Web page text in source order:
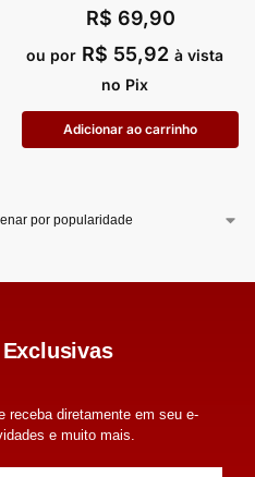
R$ 69,90
ou por R$ 55,92 à vista
no Pix
Adicionar ao carrinho
receba diretamente em seu e-
e muito mais.